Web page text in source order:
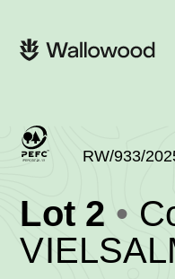
navigation
principale
Lot 2
-
RW/933/
principale